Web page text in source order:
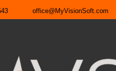
office@MyVisionSoft.com